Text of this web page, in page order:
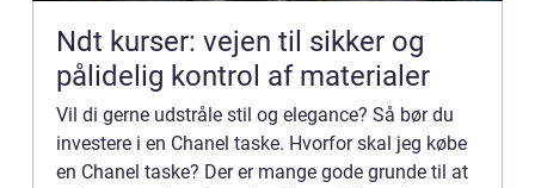
Ndt kurser: vejen til sikker og
pålidelig kontrol af materialer
Vil di gerne udstråle stil og elegance? Så bør du
investere i en Chanel taske. Hvorfor skal jeg købe
en Chanel taske? Der er mange gode grunde til at